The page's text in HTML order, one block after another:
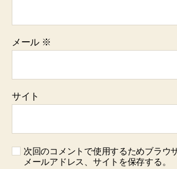
メール ※
サイト
次回のコメントで使用するためブラウ
メールアドレス、サイトを保存する。